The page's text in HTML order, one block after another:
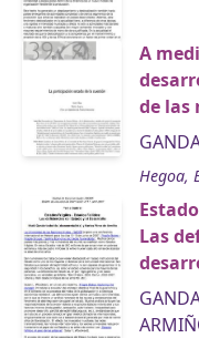
A
de las
Hegoa,
Las